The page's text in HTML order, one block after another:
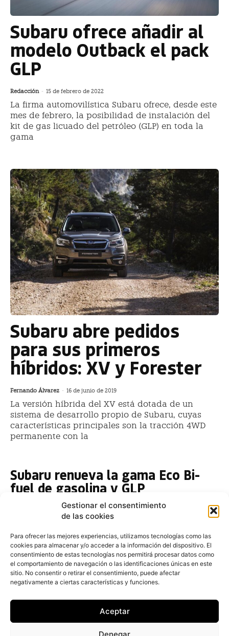
Gestionar el consentimiento
de las cookies
Para ofrecer las mejores experiencias, utilizamos tecnologías como las
cookies para almacenar y/o acceder a la información del dispositivo. El
consentimiento de estas tecnologías nos permitirá procesar datos como
el comportamiento de navegación o las identificaciones únicas en este
sitio. No consentir o retirar el consentimiento, puede afectar
negativamente a ciertas características y funciones.
Aceptar
Denegar
Subaru ofrece añadir al
modelo Outback el pack
GLP
Redacción - 15 de febrero de 2022
La firma automovilística Subaru ofrece, desde este
mes de febrero, la posibilidad de instalación del
kit de gas licuado del petróleo (GLP) en toda la
gama
Subaru abre pedidos
para sus primeros
híbridos: XV y Forester
Fernando Álvarez - 16 de junio de 2019
La versión híbrida del XV está dotada de un
sistema de desarrollo propio de Subaru, cuyas
características principales son la tracción 4WD
permanente con la
Subaru renueva la gama Eco Bi-
fuel de gasolina y GLP
- 8 de abril de 2019
De esta manera, toda la gama SUV de Subaru, es decir,
tecnología bi-fuel, que permite la utilización de gas o
gasolina, según la conveniencia del conductor
Subaru incorpora el Forester 2018
con mejoras en seguridad y
equipamiento desde 29.300 euros
14 de febrero de 2018
Desde su lanzamiento hace ya 21 años, el Forester es